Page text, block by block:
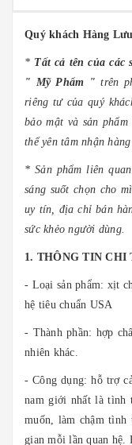
Quý khách Hàng
* Tất cả tên của các
" Mỹ Phẩm " trên
riêng tư của quý
bảo mật và sản
thể yên tâm nhận
* Sản phẩm liên
sáng suốt chọn cho
uy tín, địa chỉ bán
sức khẻo người dùng.
1. THÔNG TIN CHI
- Loại sản phẩm: xịt
hệ tiêu chuẩn USA
- Thành phần: hợp
nhiên khác.
- Công dụng: hỗ trợ
nam giới nhất là tình
muốn, làm chậm tình
gian mỗi lần quan hệ.